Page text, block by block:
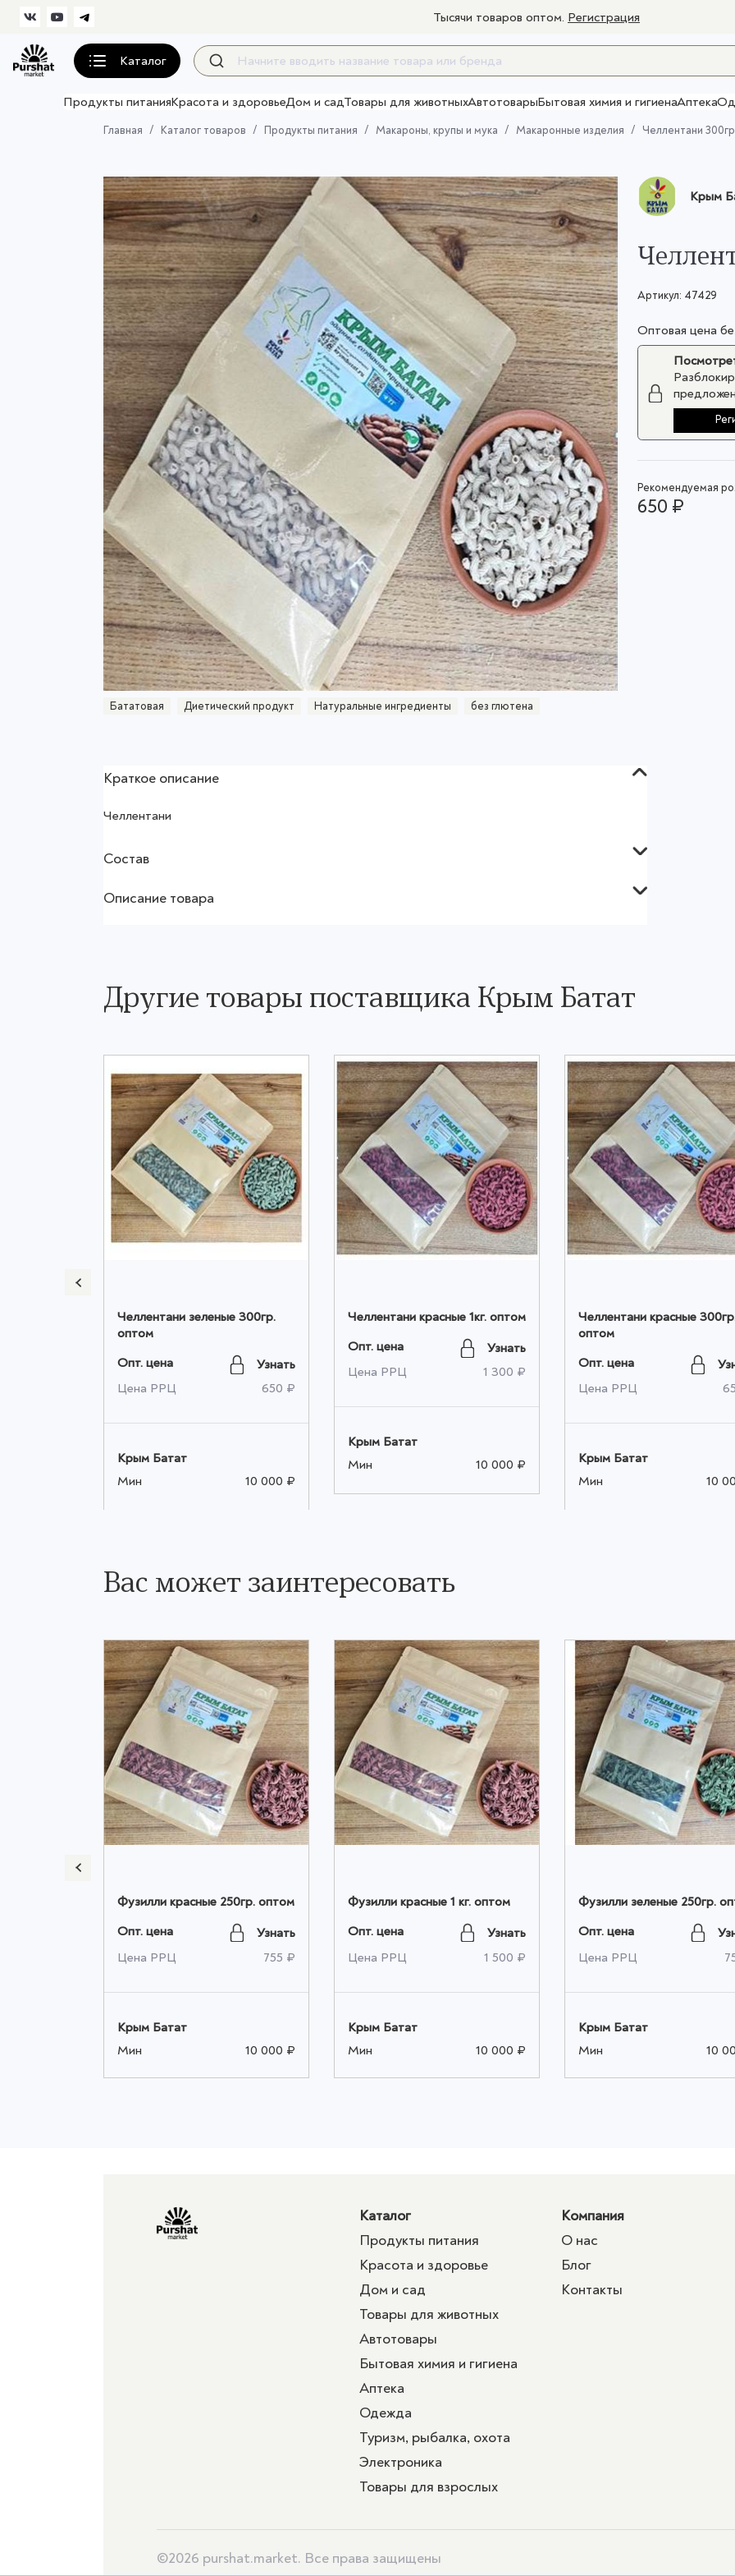
Тысячи товаров оптом. Регистрация
Каталог
Продукты питанияКрасота и здоровьеДом и садТовары для животныхАвтотоварыБытовая химия и гигиенаАптека
Главная Каталог товаров Продукты питания Макароны, крупы и мука Макаронные изделия Челлентани
Бататовая Диетический продукт Натуральные ингредиенты без глютена
Крым
Артикул: 47429
Оптовая цена
Рекомендуемая
650 ₽
Краткое описание
Челлентани
Состав
Описание товара
Другие товары поставщика Крым Батат
Челлентани зеленые 300гр.
оптом
Опт. цена
Узнать
Цена РРЦ
650 ₽
Крым Батат
Мин
10 000 ₽
Челлентани красные 1кг. оптом
Опт. цена
Узнать
Цена РРЦ
1 300 ₽
Крым Батат
Мин
10 000 ₽
Челлентани красные
оптом
Опт. цена
Цена РРЦ
Крым Батат
Мин
10
Вас может заинтересовать
Фузилли красные 250гр. оптом
Опт. цена
Узнать
Цена РРЦ
755 ₽
Крым Батат
Мин
10 000 ₽
Фузилли красные 1 кг. оптом
Опт. цена
Узнать
Цена РРЦ
1 500 ₽
Крым Батат
Мин
10 000 ₽
Фузилли зеленые 250гр.
Опт. цена
Цена РРЦ
Крым Батат
Мин
10
Каталог
Продукты питания
Красота и здоровье
Дом и сад
Товары для животных
Автотовары
Бытовая химия и гигиена
Аптека
Одежда
Туризм, рыбалка, охота
Электроника
Товары для взрослых
Компания
О нас
Блог
Контакты
©2026 purshat.market. Все права защищены